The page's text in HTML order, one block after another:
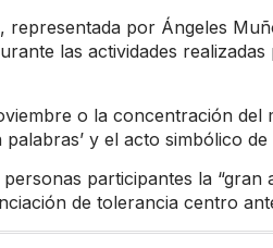
representada por Ángeles
las actividades
o la concentración del
y el acto simbólico de
participantes la “gran
de tolerancia centro